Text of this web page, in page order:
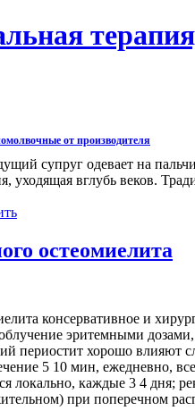
от производителя
супруг одевает на
уходящая вглубь веков.
остеомиелита
консервативное и
облучение эритемными
хорошо влияют
5 10 мин, ежедневно,
локально, каждые 3 4 дня;
при поперечном